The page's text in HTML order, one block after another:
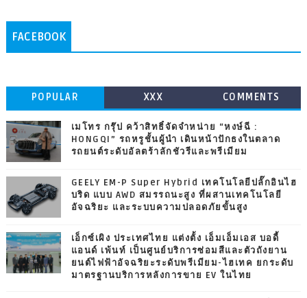
FACEBOOK
POPULAR XXX COMMENTS
เมโทร กรุ๊ป คว้าสิทธิ์จัดจำหน่าย “หงษ์ฉี :
HONGQI” รถหรูชั้นผู้นำ เดินหน้าปักธงในตลาด
รถยนต์ระดับอัลตร้าลักชัวรีและพรีเมียม
GEELY EM-P Super Hybrid เทคโนโลยีปลั๊กอินไฮ
บริด แบบ AWD สมรรถนะสูง ที่ผสานเทคโนโลยี
อัจฉริยะ และระบบความปลอดภัยขั้นสูง
เอ็กซ์เผิง ประเทศไทย แต่งตั้ง เอ็มเอ็มเอส บอดี้
แอนด์ เพ้นท์ เป็นศูนย์บริการซ่อมสีและตัวถังยาน
ยนต์ไฟฟ้าอัจฉริยะระดับพรีเมียม-ไฮเทค ยกระดับ
มาตรฐานบริการหลังการขาย EV ในไทย